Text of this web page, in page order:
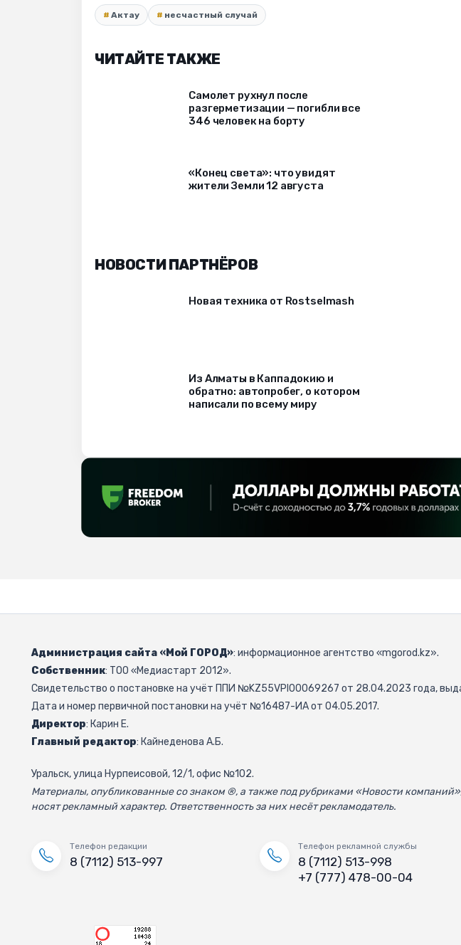
Актау несчастный случай
ЧИТАЙТЕ ТАКЖЕ
Самолет рухнул после
разгерметизации — погибли все
346 человек на борту
«Конец света»: что увидят
жители Земли 12 августа
НОВОСТИ ПАРТНЁРОВ
Новая техника от Rostselmash
Из Алматы в Каппадокию и
обратно: автопробег, о котором
написали по всему миру
Администрация сайта «Мой ГОРОД»: информационное агентство «mgorod.kz».
Собственник: ТОО «Медиастарт 2012».
Свидетельство о постановке на учёт ППИ №KZ55VPI00069267 от 28.04.2023 года,
Дата и номер первичной постановки на учёт №16487-ИА от 04.05.2017.
Директор: Карин Е.
Главный редактор: Кайнеденова А.Б.
Уральск, улица Нурпеисовой, 12/1, офис №102.
Материалы, опубликованные со знаком ®, а также под рубриками «Новости
носят рекламный характер. Ответственность за них несёт рекламодатель.
Телефон редакции
8 (7112) 513-997
Телефон рекламной службы
8 (7112) 513-998
+7 (777) 478-00-04